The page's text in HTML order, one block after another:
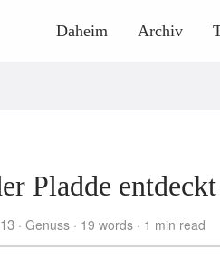
Daheim Archiv
Pladde entdeckt
Genuss 19 words 1 min read